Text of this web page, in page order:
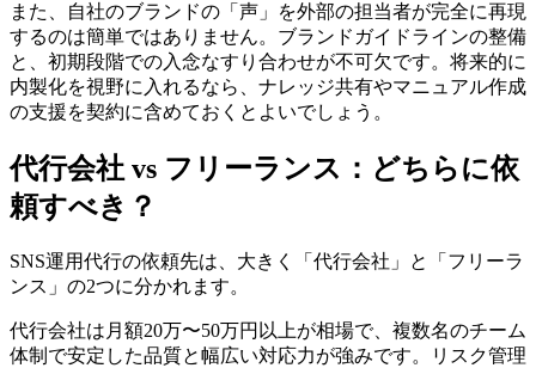
また、自社のブランドの「声」を外部の担当者が完全に再現
するのは簡単ではありません。ブランドガイドラインの整備
と、初期段階での入念なすり合わせが不可欠です。将来的に
内製化を視野に入れるなら、ナレッジ共有やマニュアル作成
の支援を契約に含めておくとよいでしょう。
代行会社 vs フリーランス：どちらに依
頼すべき？
SNS運用代行の依頼先は、大きく「代行会社」と「フリーラ
ンス」の2つに分かれます。
代行会社は月額20万〜50万円以上が相場で、複数名のチーム
体制で安定した品質と幅広い対応力が強みです。リスク管理